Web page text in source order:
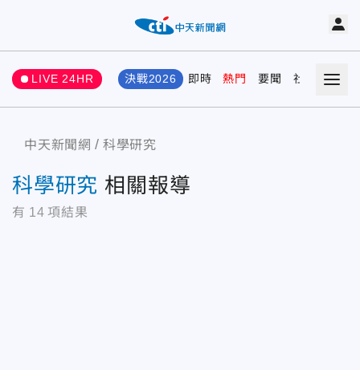
LIVE 24HR 決戰2026 即時 熱門 要聞 社會 娛樂
中天新聞網 科學研究
科學研究 相關報導
有 14 項結果